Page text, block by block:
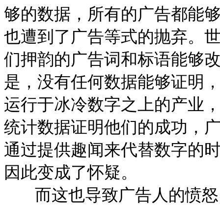
够的数据，所有的广告都能
也遭到了广告等式的抛弃。
们押韵的广告词和标语能够
是，没有任何数据能够证明
运行于冰冷数字之上的产业
统计数据证明他们的成功，
通过提供趣闻来代替数字的
因此变成了怀疑。
而这也导致广告人的愤怒